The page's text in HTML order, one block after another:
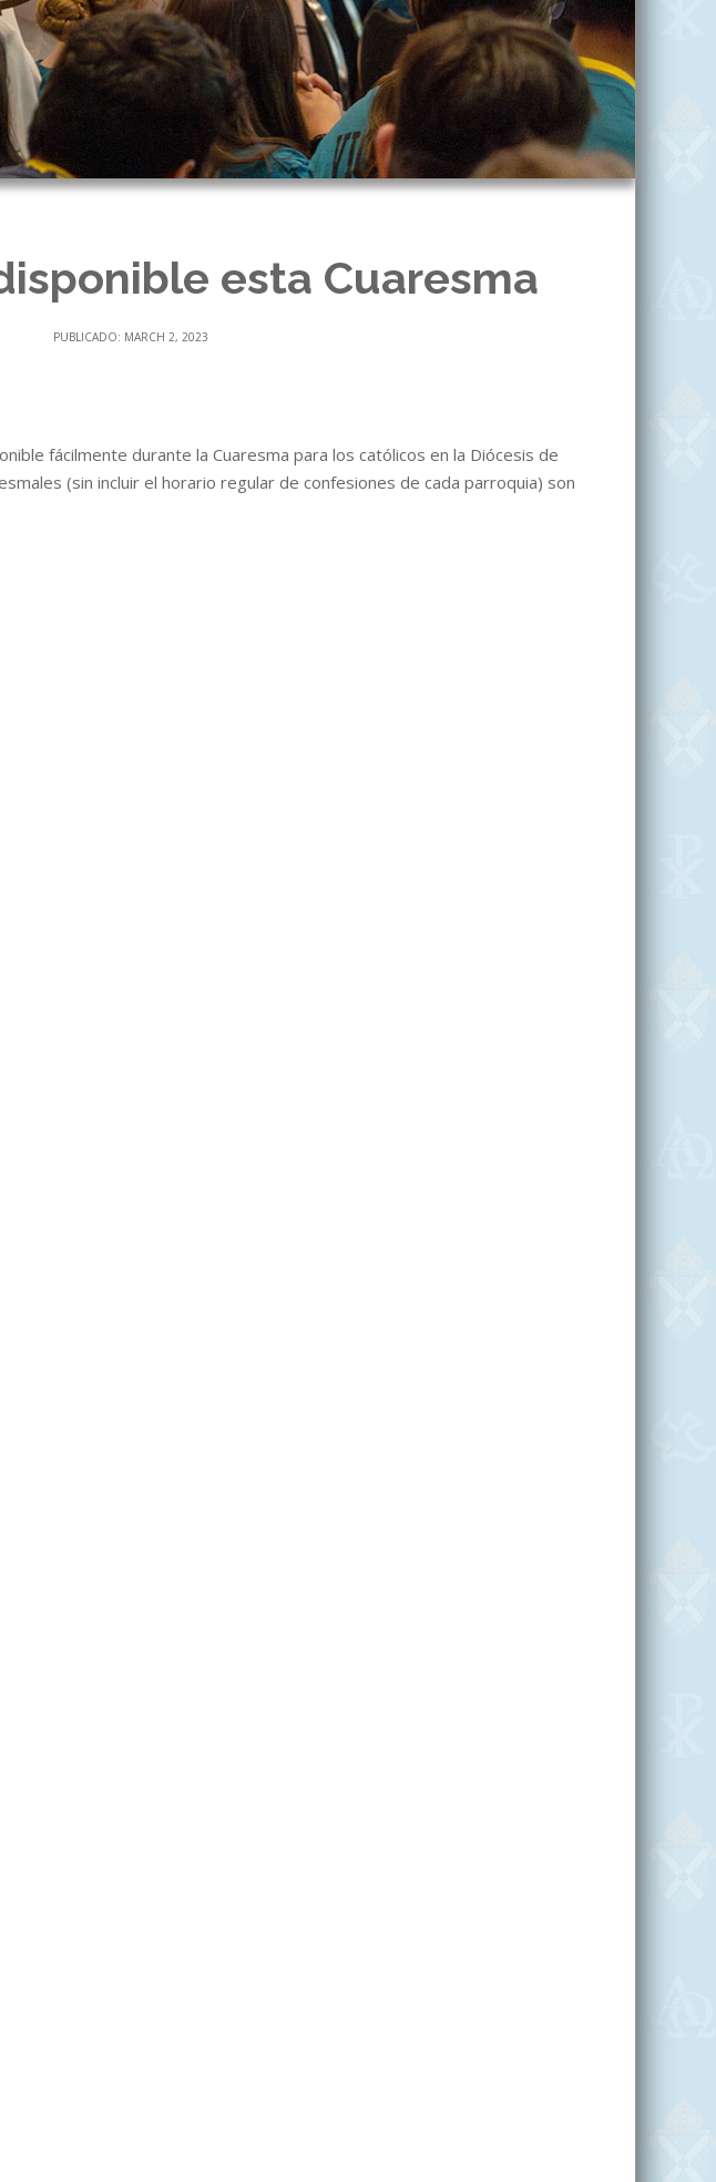
esta Cuaresma
PUBLICADO: MARCH 2, 2023
fácilmente durante la Cuaresma para los católicos en la Diócesis de
(sin incluir el horario regular de confesiones de cada parroquia) son